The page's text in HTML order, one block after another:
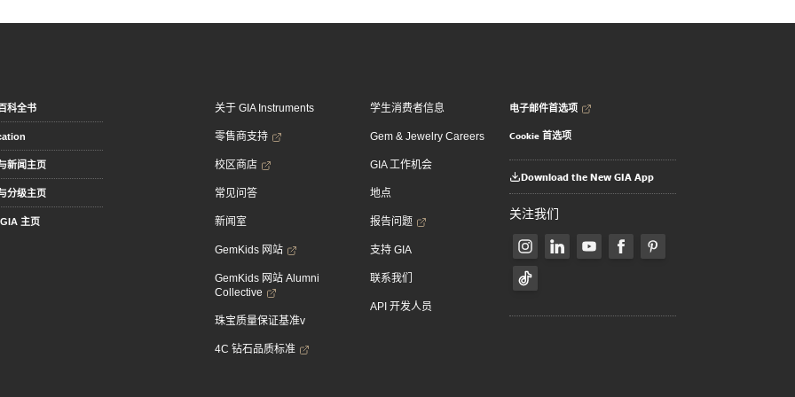
科全书
新闻主页
分级主页
主页
关于 GIA Instruments
零售商支持
校区商店
常见问答
新闻室
GemKids 网站
GemKids 网站 Alumni
Collective
珠宝质量保证基准v
4C 钻石品质标准
学生消费者信息
Gem & Jewelry Careers
GIA 工作机会
地点
报告问题
支持 GIA
联系我们
API 开发人员
电子邮件首选项
Cookie 首选项
Download the New GIA App
关注我们